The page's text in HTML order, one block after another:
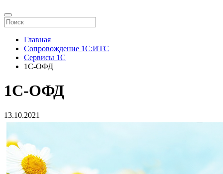
Главная
Сопровождение 1С:ИТС
Сервисы 1С
1С-ОФД
1С-ОФД
13.10.2021